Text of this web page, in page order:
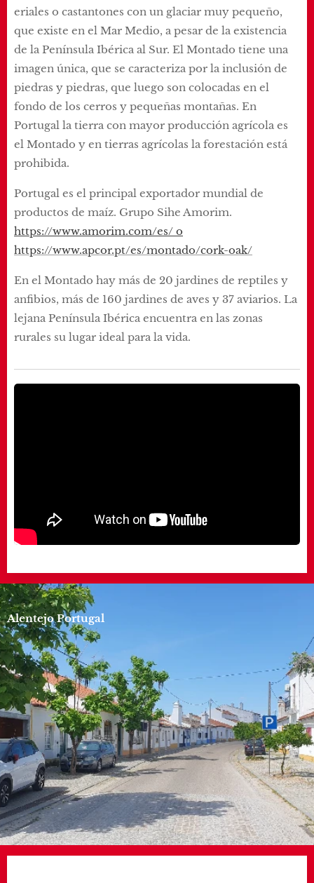
eriales o castantones con un glaciar muy pequeño,
que existe en el Mar Medio, a pesar de la existencia
de la Península Ibérica al Sur. El Montado tiene una
imagen única, que se caracteriza por la inclusión de
piedras y piedras, que luego son colocadas en el
fondo de los cerros y pequeñas montañas. En
Portugal la tierra con mayor producción agrícola es
el Montado y en tierras agrícolas la forestación está
prohibida.
Portugal es el principal exportador mundial de
productos de maíz. Grupo Sihe Amorim.
https://www.amorim.com/es/ o
https://www.apcor.pt/es/montado/cork-oak/
En el Montado hay más de 20 jardines de reptiles y
anfibios, más de 160 jardines de aves y 37 aviarios. La
lejana Península Ibérica encuentra en las zonas
rurales su lugar ideal para la vida.
Alentejo Portugal